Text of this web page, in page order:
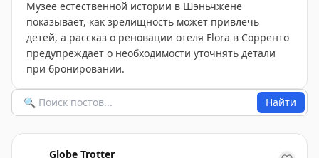
Музее естественной истории в Шэньчжене
показывает, как зрелищность может привлечь
детей, а рассказ о реновации отеля Flora в Сорренто
предупреждает о необходимости уточнять детали
при бронировании.
Найти
Globe Trotter